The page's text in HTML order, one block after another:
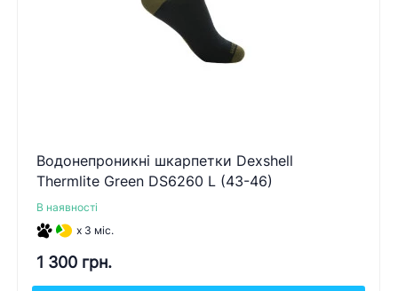
Водонепроникні шкарпетки Dexshell
Thermlite Green DS6260 L (43-46)
В наявності
x 3 міс.
1 300 грн.